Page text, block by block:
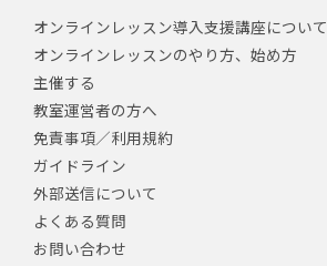
オンラインレッスン導入支援講座について
オンラインレッスンのやり方、始め方
主催する
教室運営者の方へ
免責事項／利用規約
ガイドライン
外部送信について
よくある質問
お問い合わせ